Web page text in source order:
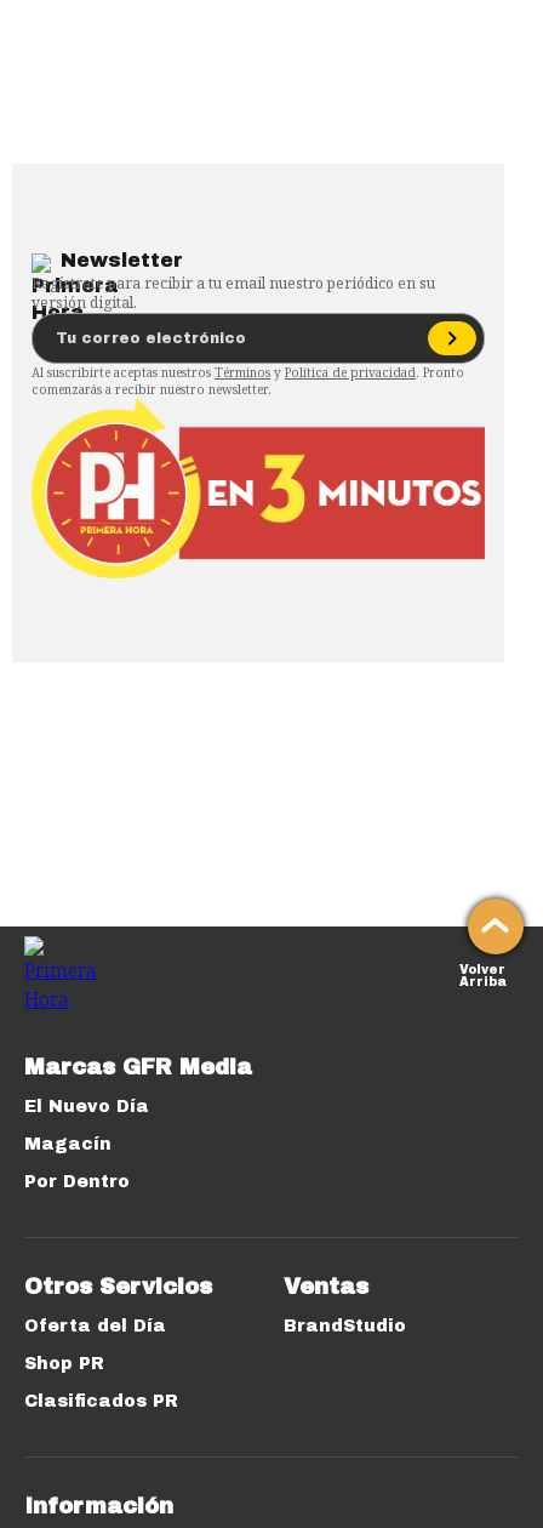
Newsletter
Regístrate para recibir a tu email nuestro periódico en su
versión digital.
Al suscribirte aceptas nuestros Términos y Política de privacidad. Pronto
comenzarás a recibir nuestro newsletter.
Volver
Arriba
Marcas GFR Media
El Nuevo Día
Magacín
Por Dentro
Otros Servicios
Oferta del Día
Shop PR
Clasificados PR
Ventas
BrandStudio
Información